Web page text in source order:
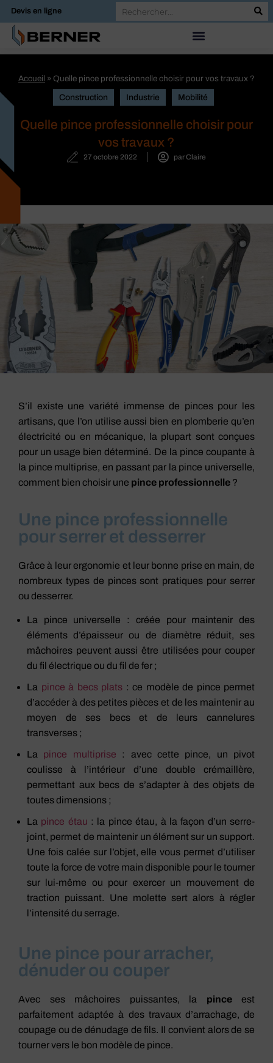
Devis en ligne
Accueil » Quelle pince professionnelle choisir pour vos travaux ?
Construction Industrie Mobilité
Quelle pince professionnelle choisir pour
vos travaux ?
27 octobre 2022 parClaire
S’il existe une variété immense de pinces pour les
artisans, que l’on utilise aussi bien en plomberie qu’en
électricité ou en mécanique, la plupart sont conçues
pour un usage bien déterminé. De la pince coupante à
la pince multiprise, en passant par la pince universelle,
comment bien choisir une pince professionnelle ?
Une pince professionnelle
pour serrer et desserrer
Grâce à leur ergonomie et leur bonne prise en main, de
nombreux types de pinces sont pratiques pour serrer
ou desserrer.
La pince universelle : créée pour maintenir des
éléments d’épaisseur ou de diamètre réduit, ses
mâchoires peuvent aussi être utilisées pour couper
du fil électrique ou du fil de fer ;
La pince à becs plats : ce modèle de pince permet
d’accéder à des petites pièces et de les maintenir au
moyen de ses becs et de leurs cannelures
transverses ;
La pince multiprise : avec cette pince, un pivot
coulisse à l’intérieur d’une double crémaillère,
permettant aux becs de s’adapter à des objets de
toutes dimensions ;
La pince étau : la pince étau, à la façon d’un serre-
joint, permet de maintenir un élément sur un support.
Une fois calée sur l’objet, elle vous permet d’utiliser
toute la force de votre main disponible pour le tourner
sur lui-même ou pour exercer un mouvement de
traction puissant. Une molette sert alors à régler
l’intensité du serrage.
Une pince pour arracher,
dénuder ou couper
Avec ses mâchoires puissantes, la pinceest
parfaitement adaptée à des travaux d’arrachage, de
coupage ou de dénudage de fils. Il convient alors de se
tourner vers le bon modèle de pince.